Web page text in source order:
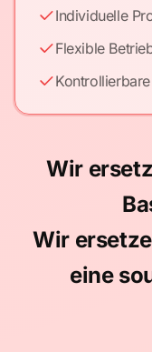
Individuelle
Flexible
Wir
Wir
eine